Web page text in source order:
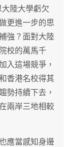
陸大學虧欠
更進一步的思
強？面對大陸
校的萬馬千
入這場競爭，
香港名校得其
勢持續下去，
兩岸三地相較
應當感知身邊